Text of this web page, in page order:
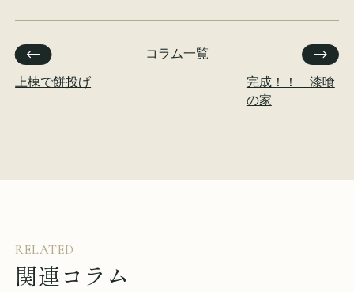
上棟で餅投げ
コラム一覧
完成！！ 漆喰
の家
RELATED
関連コラム